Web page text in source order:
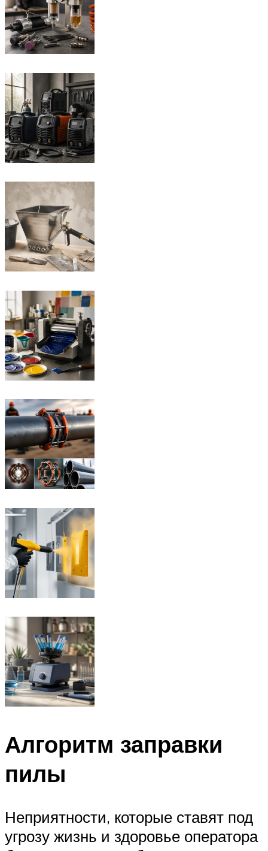
Алгоритм заправки
пилы
Неприятности, которые ставят под
угрозу жизнь и здоровье оператора